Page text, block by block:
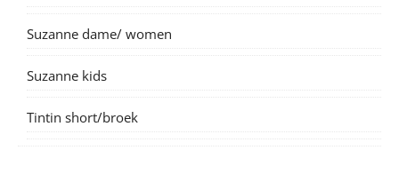
Suzanne dame/ women
Suzanne kids
Tintin short/broek